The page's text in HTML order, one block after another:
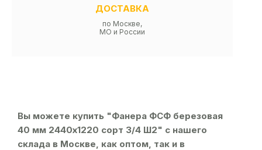
ДОСТАВКА
по Москве,
МО и России
Вы можете купить "Фанера ФСФ березовая
40 мм 2440х1220 сорт 3/4 Ш2" с нашего
склада в Москве, как оптом, так и в